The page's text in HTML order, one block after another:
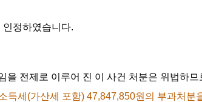
정하였습니다.
전제로 이루어 진 이 사건 처분은 위법하므
득세(가산세 포함) 47,847,850원의 부과처분